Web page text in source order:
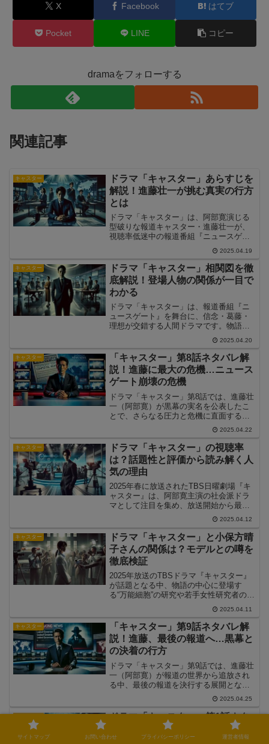
X Facebook はてブ
Pocket LINE コピー
dramaをフォローする
関連記事
キャスター
ドラマ「キャスター」あらすじを
解説！進藤壮一が挑む真実の行方
とは
ドラマ「キャスター」は、阿部寛演じる
型破りな報道キャスター・進藤壮一が、
視聴率低迷中の報道番組『ニュースゲー
ト』を舞台に、真実を追い求める姿を描
く社会派ヒューマンドラマです。“世の中
を動かすのは真実”を信念に、彼が組織の
ルールや既成概念を打ち破りながら突き
進む姿には、多くの視聴者が胸を打たれ
ることでしょう。永野芽郁や道枝駿佑を
はじめとする豪華キャストによって繰り
広げられる「キャスター」のあらすじと
見どころを、見逃し厳禁の展開とともに
詳しくご紹介します。
2025.04.19
キャスター
ドラマ「キャスター」相関図を徹
底解説！登場人物の関係が一目で
わかる
ドラマ「キャスター」は、報道番組『ニ
ュースゲート』を舞台に、信念・葛藤・
理想が交錯する人間ドラマです。物語が
進むにつれて重要性を増すのが、複雑に
絡み合う登場人物たちの関係性。この記
事では、主要キャラクター同士のつなが
りをわかりやすく整理しながら、ドラマ
をより深く楽しむための“相関図的”視点を
提供します。
2025.04.20
キャスター
「キャスター」第8話ネタバレ解
説！進藤に最大の危機…ニュース
ゲート崩壊の危機
ドラマ「キャスター」第8話では、進藤壮
一（阿部寛）が黒幕の実名を公表したこ
とで、さらなる圧力と危機に直面する展
開となりました。第7話では、万能細胞研
究の隠蔽工作を暴こうとする進藤が、生
放送で黒幕の名前を公表。しかし、その
直後、放送は強制的にブラックアウトさ
れ、局の上層部から番組の打ち切りが通
告されました。一方、本橋悠介（道枝駿
佑）は、研究データの改ざんを裏付ける
新たな証拠を手に入れるも、それを公表
する前に何者かに襲撃される事態に。さ
らに、進藤のもとには謎の脅迫状が届
き、「このまま報道を続ければ、お前は
終わる」と警告されます。果たして、進
藤はこの危機を乗り越え、報道の自由を
守ることができるのか？第8話の見どころ
を詳しく解説していきます。
2025.04.22
キャスター
ドラマ「キャスター」の視聴率
は？話題性と評価から読み解く人
気の理由
2025年春に放送されたTBS日曜劇場『キ
ャスター』は、阿部寛主演の社会派ドラ
マとして注目を集め、放送開始から最終
回まで話題を呼び続けました。その中で
多くの視聴者が気にしているのが、「キ
ャスターの視聴率は実際どうだったの
か？」という点です。この記事では、全
話平均視聴率の推移や注目された回、配
信での再生数、SNSでの反響などをもと
に、『キャスター』の人気の実態を詳し
く分析していきます。
2025.04.12
キャスター
ドラマ「キャスター」と小保方晴
子さんの関係は？モデルとの噂を
徹底検証
2025年放送のTBSドラマ『キャスター』
が話題となる中、物語の中心に登場す
る“万能細胞”の研究や若手女性研究者の描
写が、「小保方晴子さんをモデルにして
いるのでは？」という声を集めていま
す。特に、のん（能年玲奈）が演じる女
性研究者のキャラクター像や、研究不正
をめぐる騒動の描かれ方が、2014年に話
題となったSTAP細胞騒動を想起させると
してSNSでも議論が起こっています。こ
の記事では、『キャスター』と小保方晴
子さんとの関係性、そして“モデル疑惑”の
真偽について検証し、フィクションとし
てのドラマをどう受け止めるべきかを考
察します。
2025.04.11
キャスター
「キャスター」第9話ネタバレ解
説！進藤、最後の報道へ…黒幕と
の決着の行方
ドラマ「キャスター」第9話では、進藤壮
一（阿部寛）が報道の世界から追放され
る中、最後の報道を決行する展開となり
ます。第8話では、「ニュースゲート」が
放送禁止となり、進藤はキャスター降板
を強制されました。さらに、本橋悠介
（道枝駿佑）が極秘データを入手した直
後に何者かに襲撃され、黒幕側の圧力が
2025.04.25
ドラマ「キャスター」第1話ネタ
バレ解説！進藤壮一の信念と番組
改革の行方
サイトマップ お問い合わせ プライバシーポリシー 運営者情報